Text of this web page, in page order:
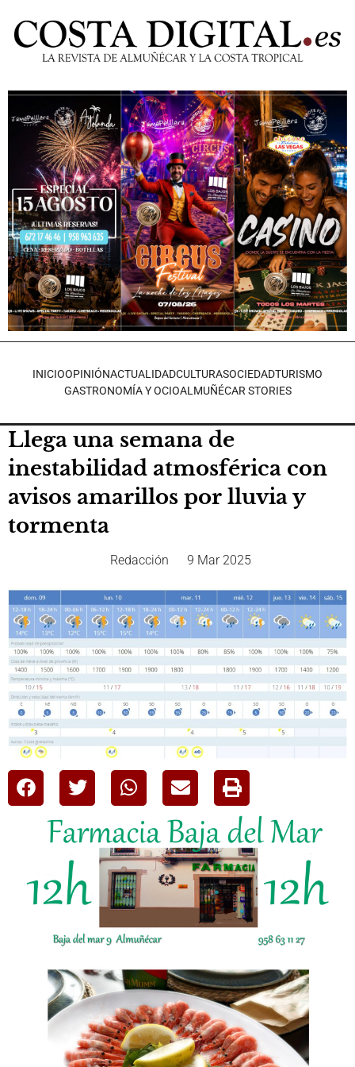
INICIOOPINIÓNACTUALIDADCULTURASOCIEDADTURISMO
GASTRONOMÍA Y OCIOALMUÑÉCAR STORIES
Llega una semana de
inestabilidad atmosférica con
avisos amarillos por lluvia y
tormenta
Redacción 9 Mar 2025